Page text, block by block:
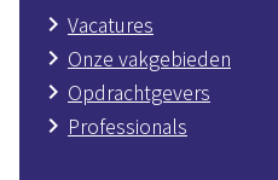
Vacatures
Onze vakgebieden
Opdrachtgevers
Professionals